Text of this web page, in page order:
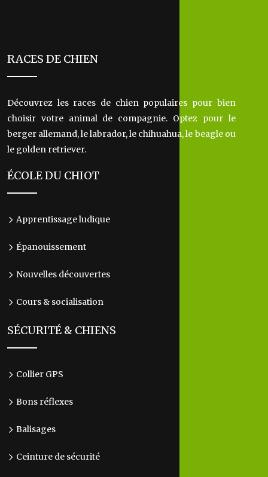
RACES DE CHIEN
Découvrez les races de chien populaires pour bien
choisir votre animal de compagnie. Optez pour le
berger allemand, le labrador, le chihuahua, le beagle ou
le golden retriever.
ÉCOLE DU CHIOT
Apprentissage ludique
Épanouissement
Nouvelles découvertes
Cours & socialisation
SÉCURITÉ & CHIENS
Collier GPS
Bons réflexes
Balisages
Ceinture de sécurité